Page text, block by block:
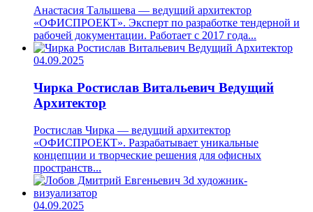
Анастасия Талышева — ведущий архитектор
«ОФИСПРОЕКТ». Эксперт по разработке тендерной и
рабочей документации. Работает с 2017 года...
04.09.2025
Чирка Ростислав Витальевич Ведущий
Архитектор
Ростислав Чирка — ведущий архитектор
«ОФИСПРОЕКТ». Разрабатывает уникальные
концепции и творческие решения для офисных
пространств...
04.09.2025